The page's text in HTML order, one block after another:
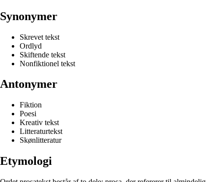
Synonymer
Skrevet tekst
Ordlyd
Skiftende tekst
Nonfiktionel tekst
Antonymer
Fiktion
Poesi
Kreativ tekst
Litteraturtekst
Skønlitteratur
Etymologi